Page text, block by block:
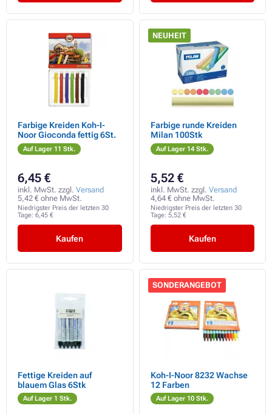
Farbige Kreiden Koh-I-
Noor Gioconda fettig 6St.
Auf Lager 11 Stk.
6,45 €
inkl. MwSt. zzgl. Versand
5,42 € ohne MwSt.
Niedrigster Preis der letzten 30
Tage: 6,45 €
Kaufen
NEUHEIT
Farbige runde Kreiden
Milan 100Stk
Auf Lager 14 Stk.
5,52 €
inkl. MwSt. zzgl. Versand
4,64 € ohne MwSt.
Niedrigster Preis der letzten 30
Tage: 5,52 €
Kaufen
Fettige Kreiden auf
blauem Glas 6Stk
Auf Lager 1 Stk.
SONDERANGEBOT
Koh-I-Noor 8232 Wachse
12 Farben
Auf Lager 10 Stk.